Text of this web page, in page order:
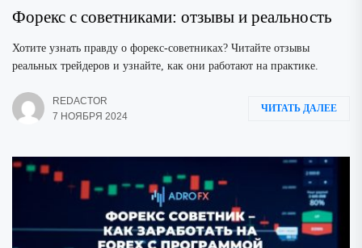
Форекс с советниками: отзывы и реальность
Хотите узнать правду о форекс-советниках? Читайте отзывы
реальных трейдеров и узнайте, как они работают на практике.
REDACTOR
7 НОЯБРЯ 2024
ЧИТАТЬ ДАЛЕЕ